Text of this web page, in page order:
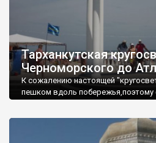
Тарханкутская
Черноморского до
К сожалению настоящей
пешком вдоль